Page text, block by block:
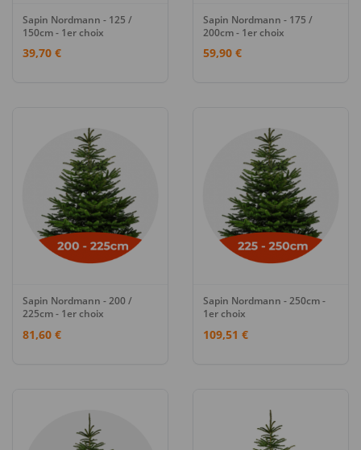
Sapin Nordmann - 125 /
150cm - 1er choix
39,70 €
Sapin Nordmann - 175 /
200cm - 1er choix
59,90 €
Sapin Nordmann - 200 /
225cm - 1er choix
81,60 €
Sapin Nordmann - 250cm -
1er choix
109,51 €